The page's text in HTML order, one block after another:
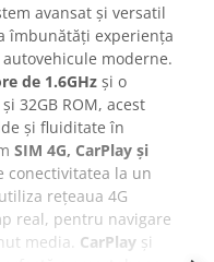
avansat și versatil
îmbunătăți experiența
moderne.
de 1.6GHz și o
32GB ROM, acest
și fluiditate în
SIM 4G, CarPlay și
conectivitatea la un
rețeaua 4G
real, pentru navigare
media. CarPlay și